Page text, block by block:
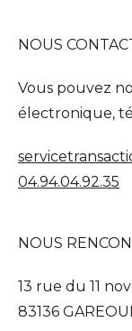
NOUS
Vous pouvez
électronique,
04.94.04.92.35
NOUS
13 rue du 11
83136